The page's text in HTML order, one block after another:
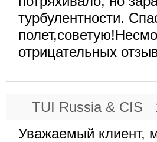
турбулентности.
отрицательных
TUI Russia & CIS
Уважаемый клиент,